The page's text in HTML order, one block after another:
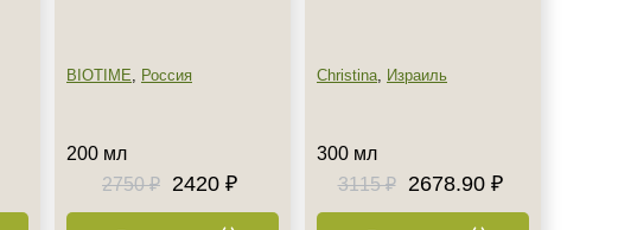
BIOTIME, Россия
200 мл
2750 ₽
2420 ₽
Christina, Израиль
300 мл
3115 ₽
2678.90 ₽